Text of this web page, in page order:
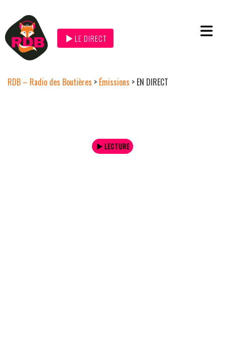
LE DIRECT
RDB – Radio des Boutières > Émissions > EN DIRECT
LECTURE